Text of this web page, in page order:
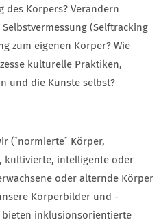
des Körpers? Verändern
(Selftracking
zum eigenen Körper? Wie
kulturelle Praktiken,
und die Künste selbst?
(`normierte´ Körper,
kultivierte, intelligente oder
oder alternde Körper
Körperbilder und -
bieten inklusionsorientierte